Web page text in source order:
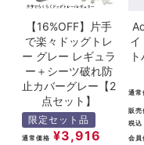
【16%OFF】片手
で楽々ドッグトレ
ー グレー レギュラ
ー＋シーツ破れ防
止カバーグレー【2
点セット】
限定セット品
通常価格 ¥3,916
イ
通常
販売
税込
会員